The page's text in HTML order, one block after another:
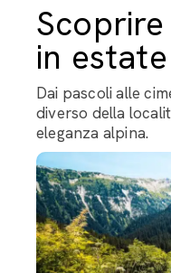
in estate
Dai pascoli alle
diverso della
eleganza alpina.